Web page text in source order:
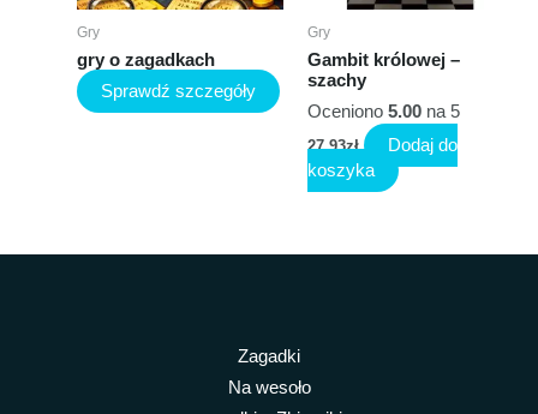
Gry
gry o zagadkach
Sprawdź szczegóły
Gry
Gambit królowej –
szachy
Oceniono 5.00na 5
27,93zł
Dodaj do
koszyka
Zagadki
Na wesoło